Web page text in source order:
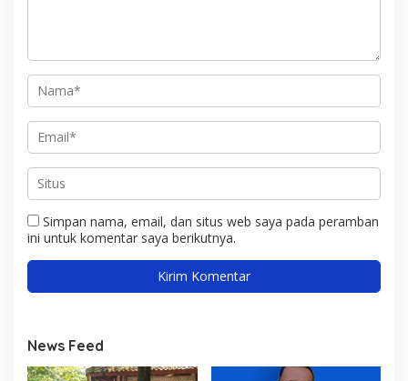
Simpan nama, email, dan situs web saya pada peramban
ini untuk komentar saya berikutnya.
News Feed